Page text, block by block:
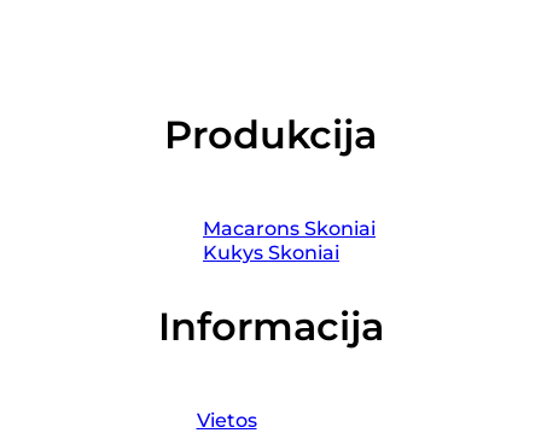
Produkcija
Macarons Skoniai
Kukys Skoniai
Informacija
Vietos